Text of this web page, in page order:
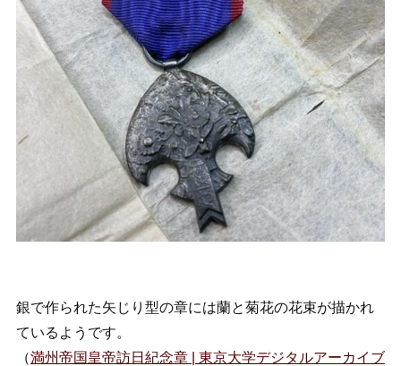
銀で作られた矢じり型の章には蘭と菊花の花束が描かれ
ているようです。
（満州帝国皇帝訪日紀念章 | 東京大学デジタルアーカイブ